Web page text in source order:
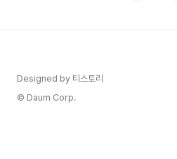
Designed by 티스토리
© Daum Corp.